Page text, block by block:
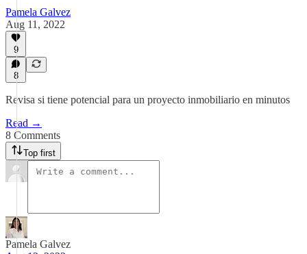
Pamela Galvez
Aug 11, 2022
9
8
Revisa si tiene potencial para un proyecto inmobiliario en minutos
Read →
8 Comments
Top first
Pamela Galvez